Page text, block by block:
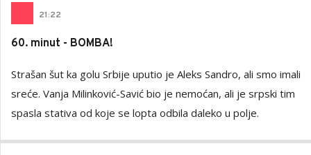
21:22
60. minut - BOMBA!
Strašan šut ka golu Srbije uputio je Aleks Sandro, ali smo imali
sreće. Vanja Milinković-Savić bio je nemoćan, ali je srpski tim
spasla stativa od koje se lopta odbila daleko u polje.